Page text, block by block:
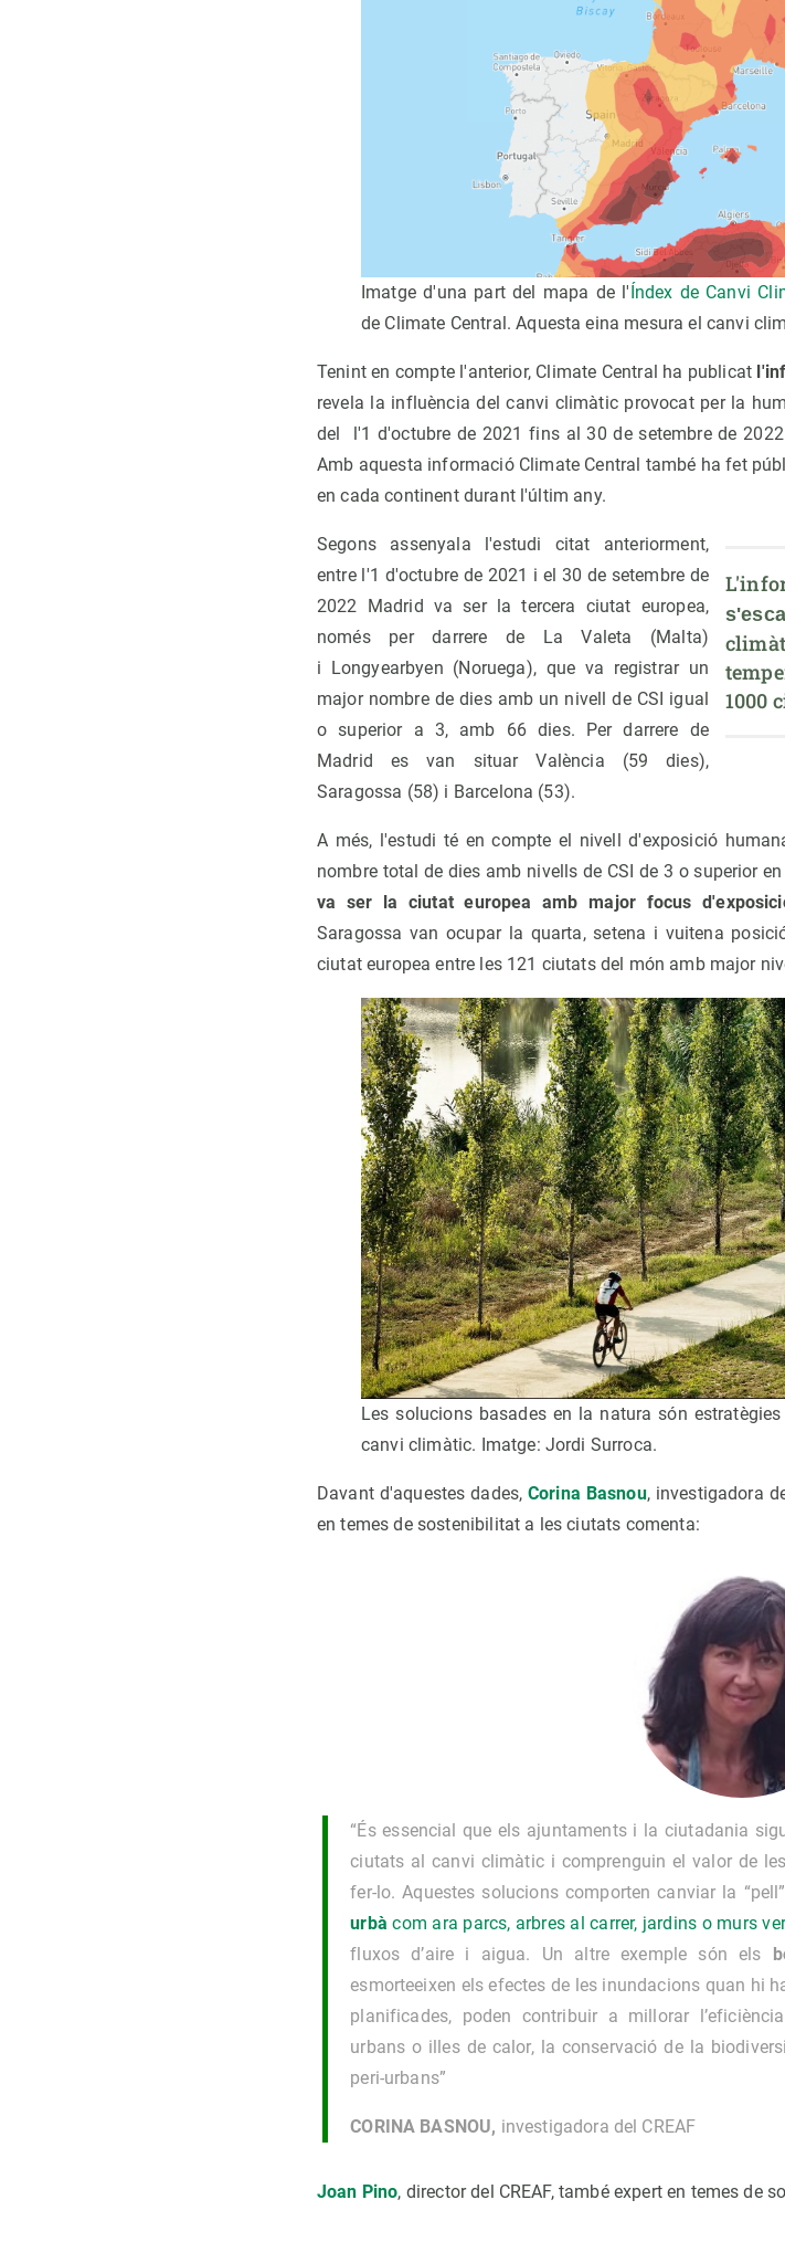
Imatge d'una part del mapa de l' Índex de Canvi
de Climate Central. Aquesta eina mesura el canvi
Tenint en compte l'anterior, Climate Central ha publicat
revela la influència del canvi climàtic provocat per la
del l'1 d'octubre de 2021 fins al 30 de setembre de
Amb aquesta informació Climate Central també ha fet
en cada continent durant l'últim any.
Segons assenyala l'estudi citat anteriorment,
entre l'1 d'octubre de 2021 i el 30 de setembre de
2022 Madrid va ser la tercera ciutat europea,
només per darrere de La Valeta (Malta)
i Longyearbyen (Noruega), que va registrar un
major nombre de dies amb un nivell de CSI igual
o superior a 3, amb 66 dies. Per darrere de
Madrid es van situar València (59 dies),
Saragossa (58) i Barcelona (53).
A més, l'estudi té en compte el nivell d'exposició
nombre total de dies amb nivells de CSI de 3 o superior
va ser la ciutat europea amb major focus
Saragossa van ocupar la quarta, setena i vuitena
ciutat europea entre les 121 ciutats del món amb major
Les solucions basades en la natura són
canvi climàtic. Imatge: Jordi Surroca.
Davant d'aquestes dades, Corina Basnou, investigadora
en temes de sostenibilitat a les ciutats comenta:
“És essencial que els ajuntaments i la ciutadania
ciutats al canvi climàtic i comprenguin el valor de les
fer-lo. Aquestes solucions comporten canviar la
urbà com ara parcs, arbres al carrer, jardins o murs
fluxos d’aire i aigua. Un altre exemple són els
esmorteeixen els efectes de les inundacions quan hi
planificades, poden contribuir a millorar
urbans o illes de calor, la conservació de la
peri-urbans”
CORINA BASNOU, investigadora del CREAF
Joan Pino, director del CREAF, també expert en temes de